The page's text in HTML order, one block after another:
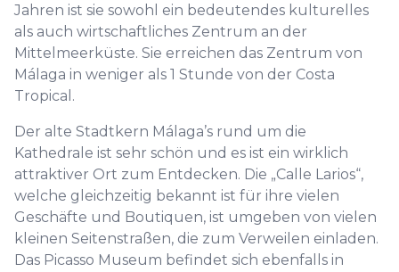
Jahren ist sie sowohl ein bedeutendes kulturelles
als auch wirtschaftliches Zentrum an der
Mittelmeerküste. Sie erreichen das Zentrum von
Málaga in weniger als 1 Stunde von der Costa
Tropical.
Der alte Stadtkern Málaga’s rund um die
Kathedrale ist sehr schön und es ist ein wirklich
attraktiver Ort zum Entdecken. Die „Calle Larios“,
welche gleichzeitig bekannt ist für ihre vielen
Geschäfte und Boutiquen, ist umgeben von vielen
kleinen Seitenstraßen, die zum Verweilen einladen.
Das Picasso Museum befindet sich ebenfalls in